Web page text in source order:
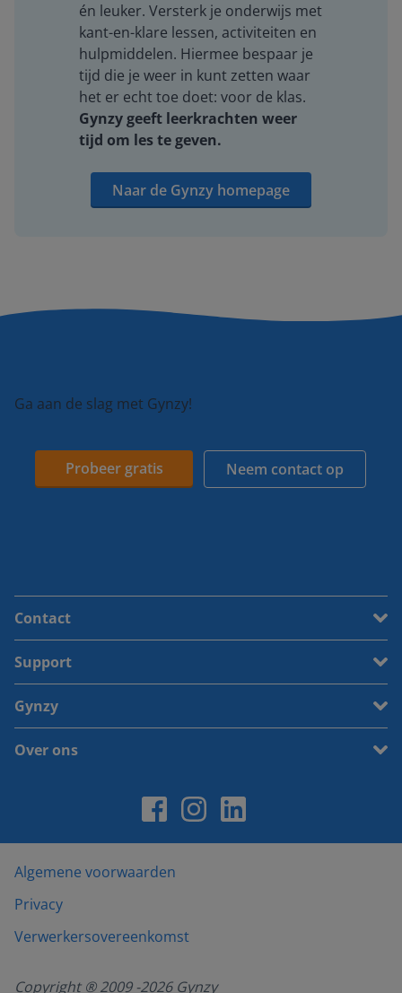
én leuker. Versterk je onderwijs met
kant-en-klare lessen, activiteiten en
hulpmiddelen. Hiermee bespaar je
tijd die je weer in kunt zetten waar
het er echt toe doet: voor de klas.
Gynzy geeft leerkrachten weer
tijd om les te geven.
Naar de Gynzy homepage
Ga aan de slag met Gynzy!
Probeer gratis Neem contact op
Contact
Support
Gynzy
Over ons
Algemene voorwaarden
Privacy
Verwerkersovereenkomst
Copyright ® 2009 -2026Gynzy